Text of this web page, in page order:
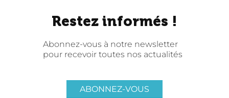
Restez informés !
Abonnez-vous à notre newsletter
pour recevoir toutes nos actualités
ABONNEZ-VOUS